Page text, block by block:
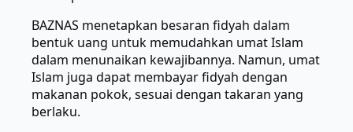
BAZNAS menetapkan besaran fidyah dalam
bentuk uang untuk memudahkan umat Islam
dalam menunaikan kewajibannya. Namun, umat
Islam juga dapat membayar fidyah dengan
makanan pokok, sesuai dengan takaran yang
berlaku.